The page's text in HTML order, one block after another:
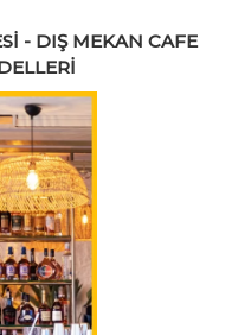
- DIŞ MEKAN CAFE